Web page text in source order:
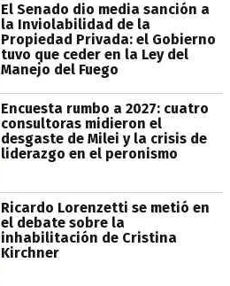
El Senado dio media sanción a
la Inviolabilidad de la
Propiedad Privada: el Gobierno
tuvo que ceder en la Ley del
Manejo del Fuego
Encuesta rumbo a 2027: cuatro
consultoras midieron el
desgaste de Milei y la crisis de
liderazgo en el peronismo
Ricardo Lorenzetti se metió en
el debate sobre la
inhabilitación de Cristina
Kirchner